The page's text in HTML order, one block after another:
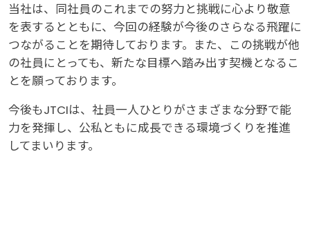
当社は、同社員のこれまでの努力と挑戦に心より敬意
を表するとともに、今回の経験が今後のさらなる飛躍に
つながることを期待しております。また、この挑戦が他
の社員にとっても、新たな目標へ踏み出す契機となるこ
とを願っております。
今後もJTCIは、社員一人ひとりがさまざまな分野で能
力を発揮し、公私ともに成長できる環境づくりを推進
してまいります。